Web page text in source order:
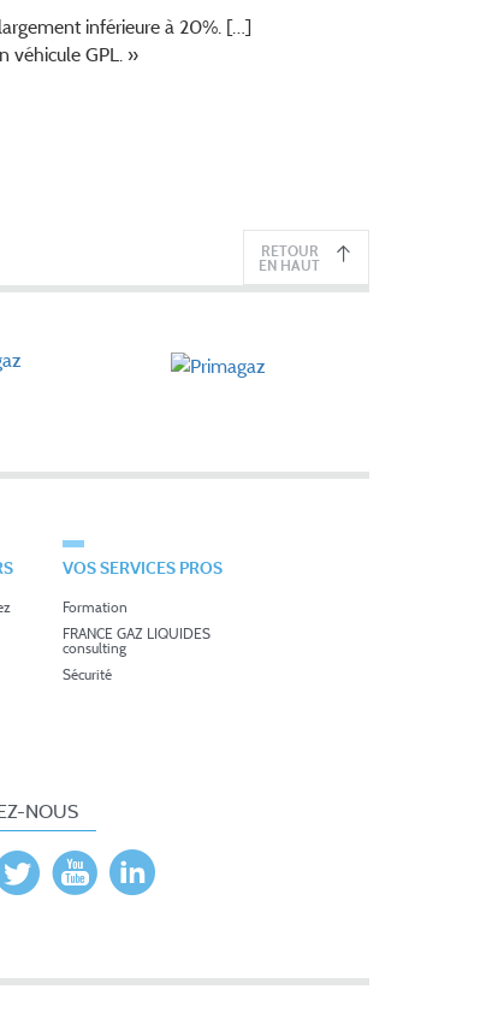
inférieure à 20%. […]
véhicule GPL. »
RETOUR
EN HAUT
VOS SERVICES PROS
Formation
FRANCE GAZ LIQUIDES
consulting
Sécurité
NOUS